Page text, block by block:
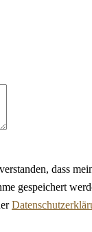
dass
gespeichert